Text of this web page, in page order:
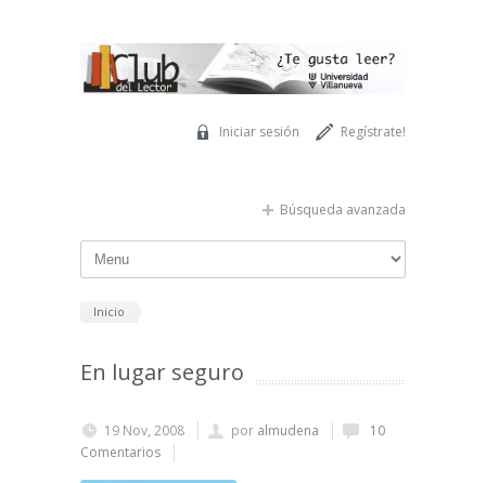
Regístrate!
Iniciar sesión
Búsqueda avanzada
Inicio
En lugar seguro
19 Nov, 2008 por almudena
10
Comentarios